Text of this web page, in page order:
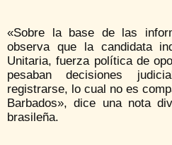
«Sobre la base de las
observa que la candidata
Unitaria, fuerza política de
pesaban decisiones
registrarse, lo cual no es
Barbados», dice una nota
brasileña.